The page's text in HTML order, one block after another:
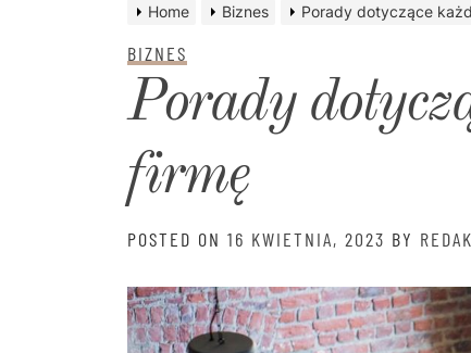
Home Biznes Porady dotyczące
BIZNES
Porady
firmę
POSTED ON 16 KWIETNIA, 2023 BY